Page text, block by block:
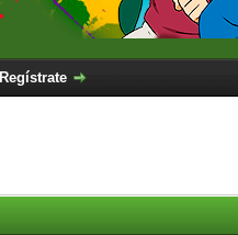
Regístrate